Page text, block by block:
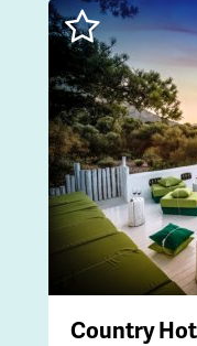
Country